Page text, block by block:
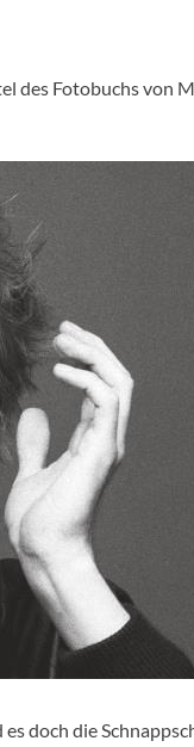
des Fotobuchs von
doch die